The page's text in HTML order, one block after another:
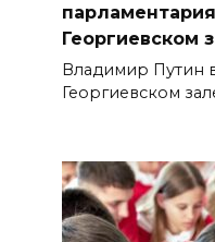
Георгиевском
Владимир Путин
Георгиевском